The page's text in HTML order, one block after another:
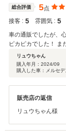
お寿司を食べて帰
か。 是非また富
しみにお待ちして
総合評価 5点
接客 : 5 雰囲気 : 5
車の通販でしたが、
ピカピカでした！ ま
リュウちゃん
購入年月： 2024/09
購入した車：メルセ
販売店の返信
リュウちゃん様
まして本当に感謝